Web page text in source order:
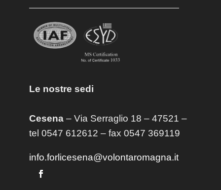
Le nostre sedi
Cesena– Via Serraglio 18 – 47521 –
tel 0547 612612 – fax 0547 369119
info.forlicesena@volontaromagna.it